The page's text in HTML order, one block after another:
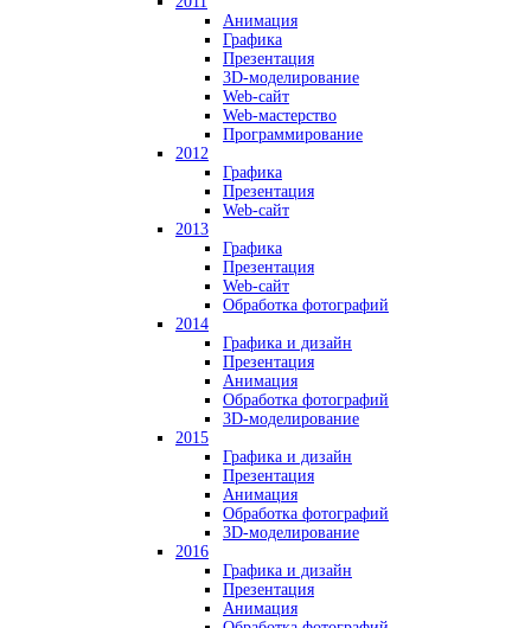
Анимация
Графика
Презентация
3D-моделирование
Web-сайт
Web-мастерство
Программирование
2012
Графика
Презентация
Web-сайт
2013
Графика
Презентация
Web-сайт
Обработка фотографий
2014
Графика и дизайн
Презентация
Анимация
Обработка фотографий
3D-моделирование
2015
Графика и дизайн
Презентация
Анимация
Обработка фотографий
3D-моделирование
2016
Графика и дизайн
Презентация
Анимация